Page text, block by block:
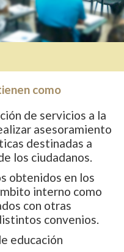
como
de servicios a la
asesoramiento
destinadas a
los ciudadanos.
obtenidos en los
interno como
con otras
convenios.
educación